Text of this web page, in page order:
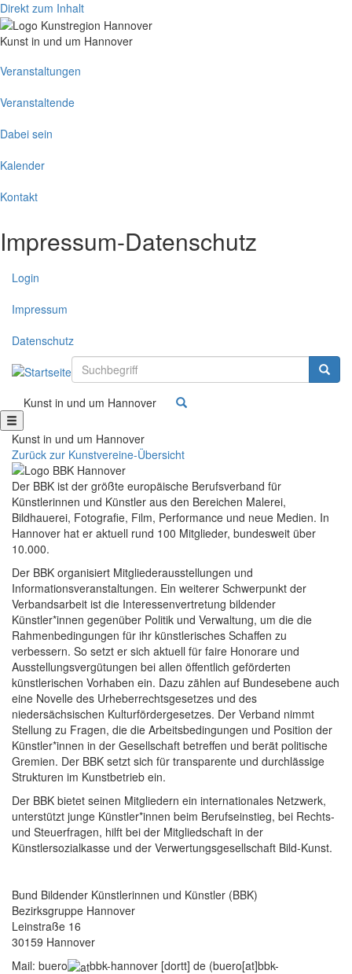
Direkt zum Inhalt
Kunst in und um Hannover
Main
navigation
Veranstaltungen
Veranstaltende
Dabei sein
Kalender
Kontakt
Impressum-Datenschutz
Login
Impressum
Datenschutz
Suchbegriff
Kunst in und um Hannover
Kunst in und um Hannover
Zurück zur Kunstvereine-Übersicht
Der BBK ist der größte europäische Berufsverband für
Künstlerinnen und Künstler aus den Bereichen Malerei,
Bildhauerei, Fotografie, Film, Performance und neue Medien. In
Hannover hat er aktuell rund 100 Mitglieder, bundesweit über
10.000.
Der BBK organisiert Mitgliederausstellungen und
Informationsveranstaltungen. Ein weiterer Schwerpunkt der
Verbandsarbeit ist die Interessenvertretung bildender
Künstler*innen gegenüber Politik und Verwaltung, um die die
Rahmenbedingungen für ihr künstlerisches Schaffen zu
verbessern. So setzt er sich aktuell für faire Honorare und
Ausstellungsvergütungen bei allen öffentlich geförderten
künstlerischen Vorhaben ein. Dazu zählen auf Bundesebene auch
eine Novelle des Urheberrechtsgesetzes und des
niedersächsischen Kulturfördergesetzes. Der Verband nimmt
Stellung zu Fragen, die die Arbeitsbedingungen und Position der
Künstler*innen in der Gesellschaft betreffen und berät politische
Gremien. Der BBK setzt sich für transparente und durchlässige
Strukturen im Kunstbetrieb ein.
Der BBK bietet seinen Mitgliedern ein internationales Netzwerk,
unterstützt junge Künstler*innen beim Berufseinstieg, bei Rechts-
und Steuerfragen, hilft bei der Mitgliedschaft in der
Künstlersozialkasse und der Verwertungsgesellschaft Bild-Kunst.
Bund Bildender Künstlerinnen und Künstler (BBK)
Bezirksgruppe Hannover
Leinstraße 16
30159 Hannover
Mail: buero bbk-hannover [dortt] de (buero[at]bbk-